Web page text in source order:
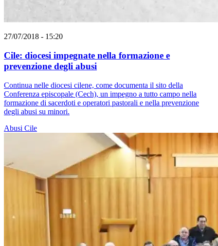
27/07/2018 - 15:20
Cile: diocesi impegnate nella formazione e
prevenzione degli abusi
Continua nelle diocesi cilene, come documenta il sito della
Conferenza episcopale (Cech), un impegno a tutto campo nella
formazione di sacerdoti e operatori pastorali e nella prevenzione
degli abusi su minori.
Abusi Cile